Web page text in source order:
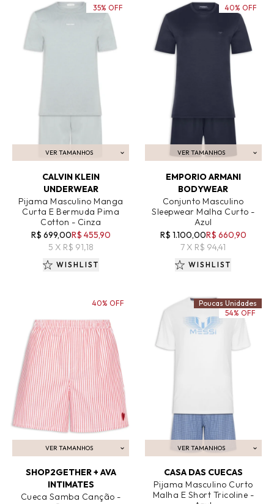
VER TAMANHOS
ADICIONAR AO CARRINHO
CALVIN KLEIN
UNDERWEAR
Pijama Masculino Manga
Curta E Bermuda Pima
Cotton - Cinza
R$ 699,00R$ 455,90
5 X R$ 91,18
35% OFF
WISHLIST
VER TAMANHOS
ADICIONAR AO CARRINHO
EMPORIO ARMANI
BODYWEAR
Conjunto Masculino
Sleepwear Malha Curto -
Azul
R$ 1.100,00R$ 660,90
7 X R$ 94,41
40% OFF
WISHLIST
VER TAMANHOS
ADICIONAR AO CARRINHO
SHOP2GETHER + AVA
INTIMATES
Cueca Samba Canção -
40% OFF
VER TAMANHOS
ADICIONAR AO CARRINHO
CASA DAS CUECAS
Pijama Masculino Curto
Malha E Short Tricoline -
Poucas Unidades
54% OFF